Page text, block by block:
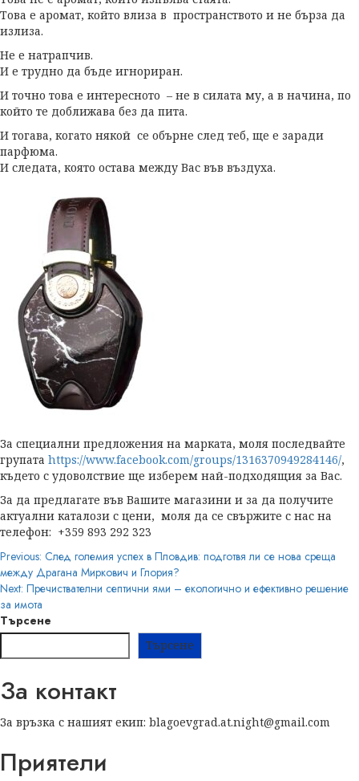
Това е аромат, който влиза в пространството и не бърза да
излиза.
Не е натрапчив.
И е трудно да бъде игнориран.
И точно това е интересното – не в силата му, а в начина, по
който те доближава без да пита.
И тогава, когато някой се обърне след теб, ще е заради
парфюма.
И следата, която остава между Вас във въздуха.
За специални предложения на марката, моля последвайте
групата https://www.facebook.com/groups/1316370949284146/,
където с удоволствие ще изберем най-подходящия за Вас.
За да предлагате във Вашите магазини и за да получите
актуални каталози с цени, моля да се свържите с нас на
телефон: +359 893 292 323
Post
navigation
Previous: След големия успех в Пловдив: подготвя ли се нова среща
между Драгана Миркович и Глория?
Next: Пречиствателни септични ями – екологично и ефективно решение
за имота
Търсене
Търсене
За контакт
За връзка с нашият екип: blagoevgrad.at.night@gmail.com
Приятели